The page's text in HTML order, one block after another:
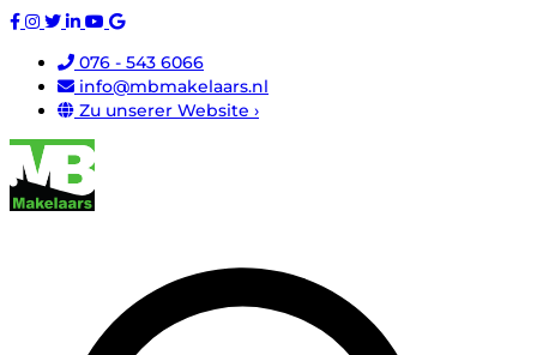
076 - 543 6066
info@mbmakelaars.nl
Zu unserer Website ›